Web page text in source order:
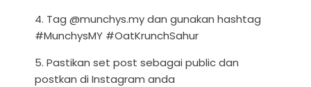
4. Tag @munchys.my dan gunakan hashtag
#MunchysMY #OatKrunchSahur
5. Pastikan set post sebagai public dan
postkan di Instagram anda